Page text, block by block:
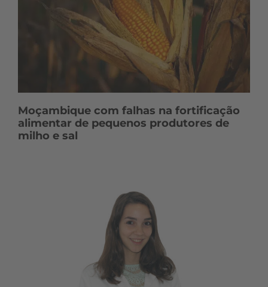
Moçambique com falhas na fortificação
alimentar de pequenos produtores de
milho e sal